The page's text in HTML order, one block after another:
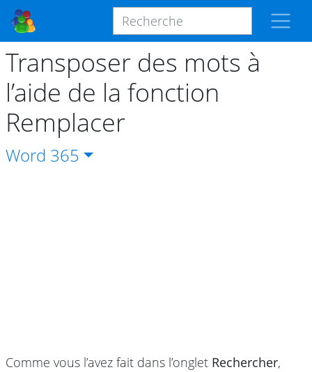
Transposer des mots à
l’aide de la fonction
Remplacer
Word 365
Comme vous l’avez fait dans l’onglet Rechercher,